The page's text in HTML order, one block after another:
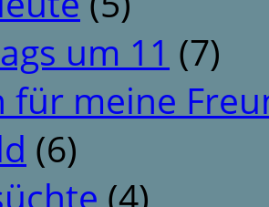
um 11 (7)
für meine
(6)
(4)